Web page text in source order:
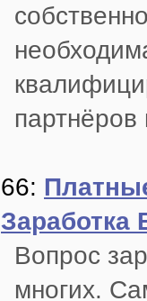
66:
Заработка
Вопрос
многих.